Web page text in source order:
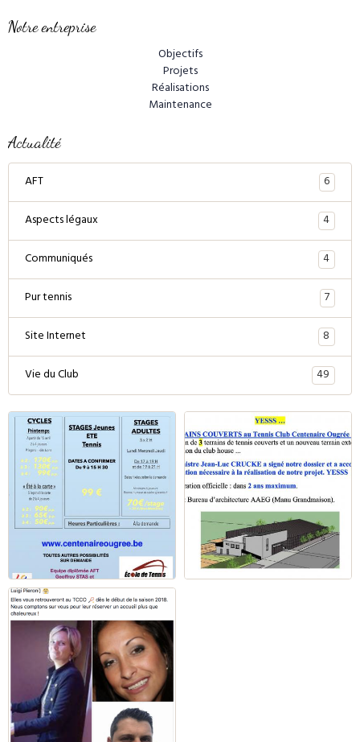
Notre entreprise
Objectifs
Projets
Réalisations
Maintenance
Actualité
AFT
6
Aspects légaux
4
Communiqués
4
Pur tennis
7
Site Internet
8
Vie du Club
49